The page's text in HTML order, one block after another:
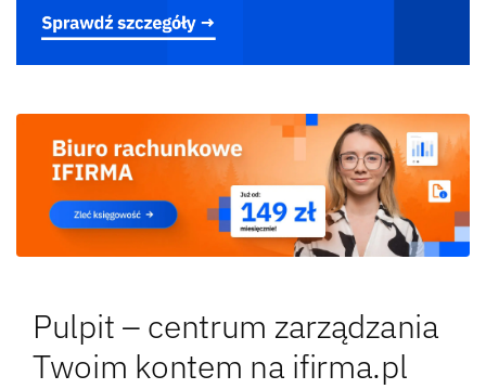
Pulpit – centrum zarządzania
Twoim kontem na ifirma.pl